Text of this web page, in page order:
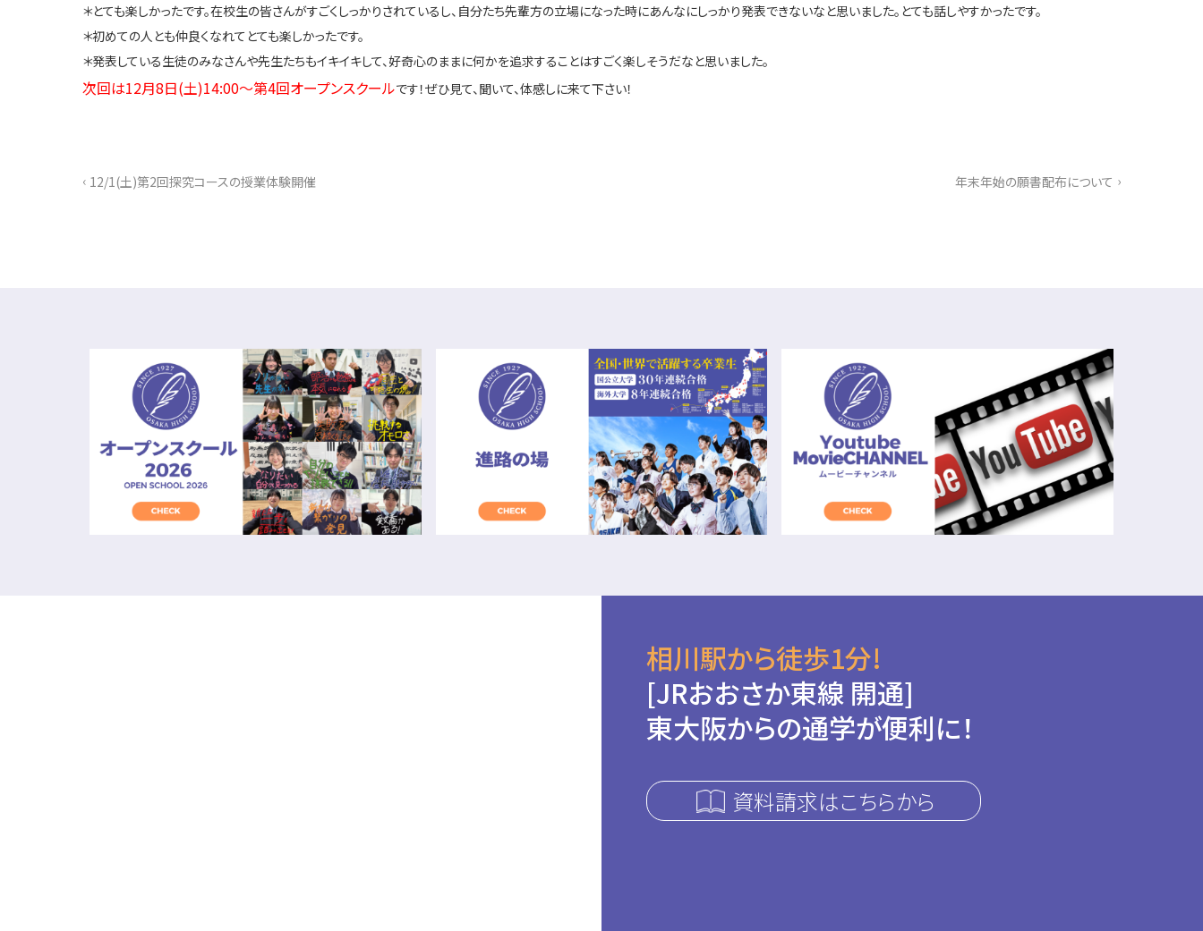
＊とても楽しかったです。在校生の皆さんがすごくしっかりされているし、自分たち先輩方の立場になった時にあんなにしっかり発表できないなと思いました。とても話しやすかったです。
＊初めての人とも仲良くなれてとても楽しかったです。
＊発表している生徒のみなさんや先生たちもイキイキして、好奇心のままに何かを追求することはすごく楽しそうだなと思いました。
次回は12月8日(土)14:00～第4回オープンスクールです！ぜひ見て、聞いて、体感しに来て下さい！
‹ 12/1(土)第2回探究コースの授業体験開催 年末年始の願書配布について ›
相川駅から徒歩1分!
[JRおおさか東線 開通]
東大阪からの通学が便利に！
資料請求はこちらから